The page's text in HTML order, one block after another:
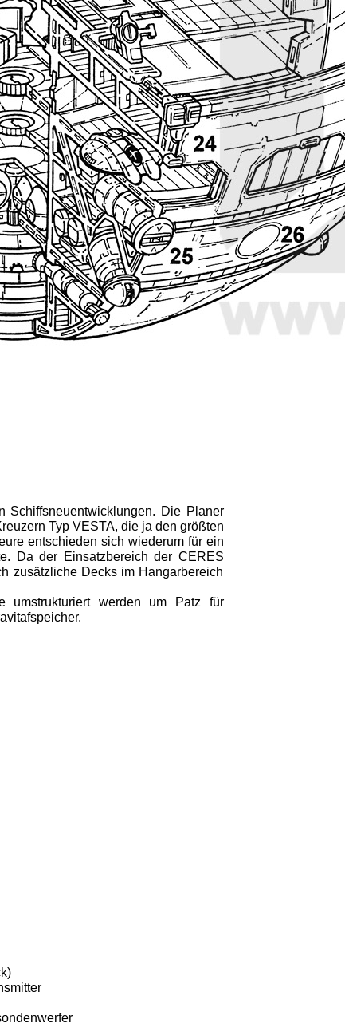
Schiffsneuentwicklungen. Die Planer
Typ VESTA, die ja den größten
entschieden sich wiederum für ein
Da der Einsatzbereich der CERES
zusätzliche Decks im Hangarbereich
umstrukturiert werden um Patz für